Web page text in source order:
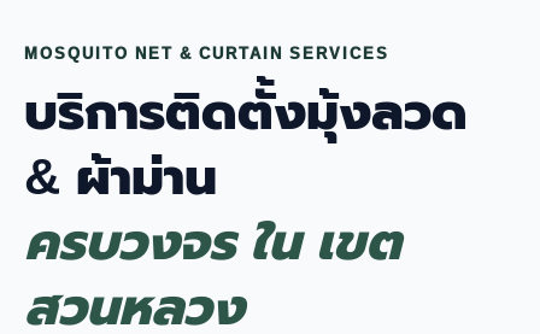
MOSQUITO NET & CURTAIN SERVICES
บริการติดตั้งมุ้งลวด
& ผ้าม่าน
ครบวงจร ใน เขต
สวนหลวง